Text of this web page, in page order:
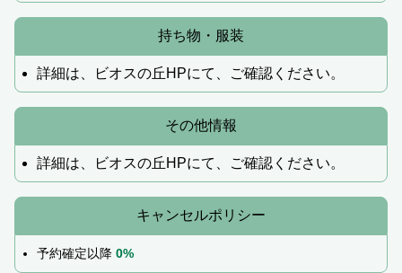
持ち物・服装
詳細は、ビオスの丘HPにて、ご確認ください。
その他情報
詳細は、ビオスの丘HPにて、ご確認ください。
キャンセルポリシー
予約確定以降 0%